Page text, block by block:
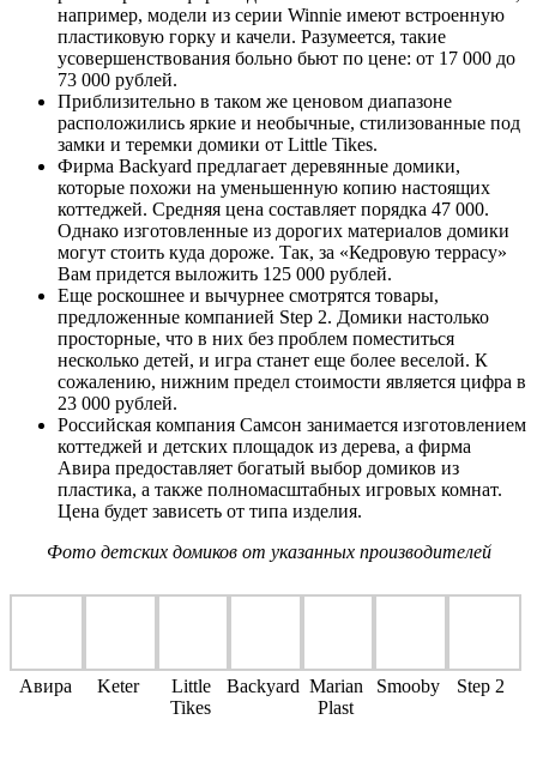
например, модели из серии Winnie имеют встроенную
пластиковую горку и качели. Разумеется, такие
усовершенствования больно бьют по цене: от 17 000 до
73 000 рублей.
Приблизительно в таком же ценовом диапазоне
расположились яркие и необычные, стилизованные под
замки и теремки домики от Little Tikes.
Фирма Backyard предлагает деревянные домики,
которые похожи на уменьшенную копию настоящих
коттеджей. Средняя цена составляет порядка 47 000.
Однако изготовленные из дорогих материалов домики
могут стоить куда дороже. Так, за «Кедровую террасу»
Вам придется выложить 125 000 рублей.
Еще роскошнее и вычурнее смотрятся товары,
предложенные компанией Step 2. Домики настолько
просторные, что в них без проблем поместиться
несколько детей, и игра станет еще более веселой. К
сожалению, нижним предел стоимости является цифра в
23 000 рублей.
Российская компания Самсон занимается изготовлением
коттеджей и детских площадок из дерева, а фирма
Авира предоставляет богатый выбор домиков из
пластика, а также полномасштабных игровых комнат.
Цена будет зависеть от типа изделия.
Фото детских домиков от указанных производителей
Авира Keter
Little
Tikes
Backyard Marian
Plast
Smooby Step 2